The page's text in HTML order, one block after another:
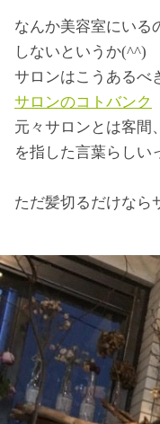
なんか美容室にいる
しないというか(^^)
サロンはこうあるべ
サロンのコトバンク
元々サロンとは客間
を指した言葉らしい
ただ髪切るだけなら